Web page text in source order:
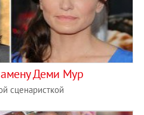
Деми Мур
сценаристкой